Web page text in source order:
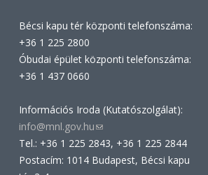
e-
Bécsi kapu tér központi telefonszáma:
+36 1 225 2800
Óbudai épület központi telefonszáma:
+36 1 437 0660
Információs Iroda (Kutatószolgálat):
info@mnl.gov.hu(link
sends
e-
Tel.: +36 1 225 2843, +36 1 225 2844
Postacím: 1014 Budapest, Bécsi kapu